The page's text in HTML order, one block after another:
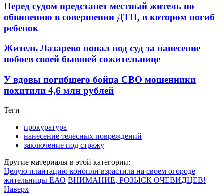
Перед судом предстанет местный житель по
обвинению в совершении ДТП, в котором погиб
ребенок
Житель Лазарево попал под суд за нанесение
побоев своей бывшей сожительнице
У вдовы погибшего бойца СВО мошенники
похитили 4,6 млн рублей
Теги
прокуратура
нанесение телесных повреждений
заключение под стражу
Другие материалы в этой категории:
Целую плантацию конопли взрастила на своем огороде
жительницы ЕАО ВНИМАНИЕ, РОЗЫСК ОЧЕВИДЦЕВ!
Наверх